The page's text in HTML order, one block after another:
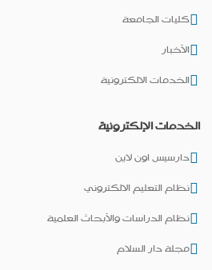
كليات الجامعة
الأخبار
الخدمات الالكترونية
الخدمات الإلكترونية
دارسيس اون لاين
نظام التعليم الالكتروني
نظام الدراسات والأبحاث العلمية
مجلة دار السلام